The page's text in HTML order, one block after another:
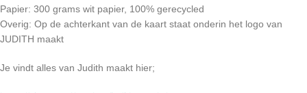
Papier: 300 grams wit papier, 100% gerecycled
Overig: Op de achterkant van de kaart staat onderin het logo van
JUDITH maakt
Je vindt alles van Judith maakt hier;